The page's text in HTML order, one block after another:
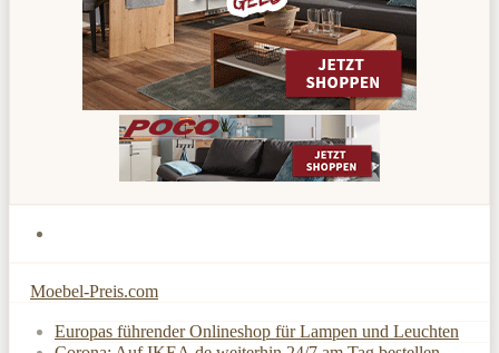
Moebel-Preis.com
Europas führender Onlineshop für Lampen und Leuchten